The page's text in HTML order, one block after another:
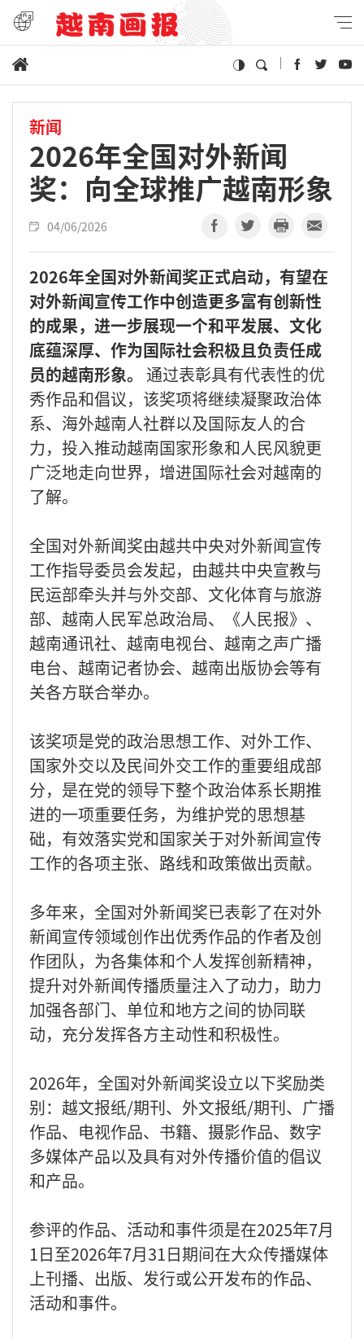
新闻
2026年全国对外新闻
奖：向全球推广越南形象
04/06/2026
2026年全国对外新闻奖正式启动，有望在
对外新闻宣传工作中创造更多富有创新性
的成果，进一步展现一个和平发展、文化
底蕴深厚、作为国际社会积极且负责任成
员的越南形象。
通过表彰具有代表性的优
秀作品和倡议，该奖项将继续凝聚政治体
系、海外越南人社群以及国际友人的合
力，投入推动越南国家形象和人民风貌更
广泛地走向世界，增进国际社会对越南的
了解。
全国对外新闻奖由越共中央对外新闻宣传
工作指导委员会发起，由越共中央宣教与
民运部牵头并与外交部、文化体育与旅游
部、越南人民军总政治局、《人民报》、
越南通讯社、越南电视台、越南之声广播
电台、越南记者协会、越南出版协会等有
关各方联合举办。
该奖项是党的政治思想工作、对外工作、
国家外交以及民间外交工作的重要组成部
分，是在党的领导下整个政治体系长期推
进的一项重要任务，为维护党的思想基
础，有效落实党和国家关于对外新闻宣传
工作的各项主张、路线和政策做出贡献。
多年来，全国对外新闻奖已表彰了在对外
新闻宣传领域创作出优秀作品的作者及创
作团队，为各集体和个人发挥创新精神，
提升对外新闻传播质量注入了动力，助力
加强各部门、单位和地方之间的协同联
动，充分发挥各方主动性和积极性。
2026年，全国对外新闻奖设立以下奖励类
别：越文报纸/期刊、外文报纸/期刊、广播
作品、电视作品、书籍、摄影作品、数字
多媒体产品以及具有对外传播价值的倡议
和产品。
参评的作品、活动和事件须是在2025年7月
1日至2026年7月31日期间在大众传播媒体
上刊播、出版、发行或公开发布的作品、
活动和事件。